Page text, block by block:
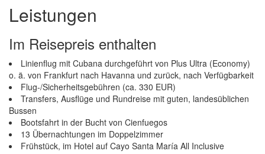
Leistungen
Im Reisepreis enthalten
Linienflug mit Cubana durchgeführt von Plus Ultra (Economy)
o. ä. von Frankfurt nach Havanna und zurück, nach Verfügbarkeit
Flug-/Sicherheitsgebühren (ca. 330 EUR)
Transfers, Ausflüge und Rundreise mit guten, landesüblichen
Bussen
Bootsfahrt in der Bucht von Cienfuegos
13 Übernachtungen im Doppelzimmer
Frühstück, im Hotel auf Cayo Santa María All Inclusive